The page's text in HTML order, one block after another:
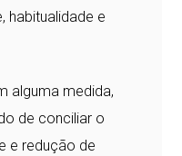
habitualidade e
alguma medida,
de conciliar o
e redução de